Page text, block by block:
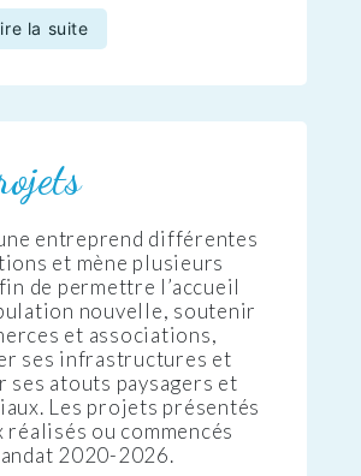
la suite
entreprend différentes
et mène plusieurs
de permettre l’accueil
nouvelle, soutenir
et associations,
ses infrastructures et
ses atouts paysagers et
Les projets présentés
réalisés ou commencés
2020-2026.